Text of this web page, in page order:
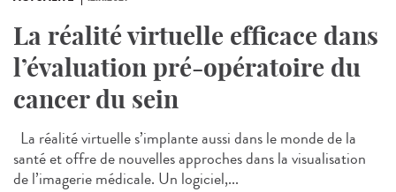
La réalité virtuelle efficace dans
l’évaluation pré-opératoire du
cancer du sein
La réalité virtuelle s’implante aussi dans le monde de la
santé et offre de nouvelles approches dans la visualisation
de l’imagerie médicale. Un logiciel,...